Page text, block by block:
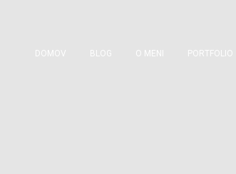
DOMOV BLOG O MENI PORTFOLIO